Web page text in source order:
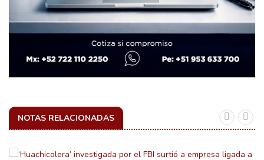
NOTAS RELACIONADAS